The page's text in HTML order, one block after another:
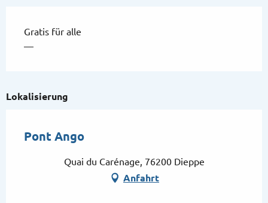
Gratis für alle
—
Lokalisierung
Pont Ango
Quai du Carénage, 76200 Dieppe
Anfahrt